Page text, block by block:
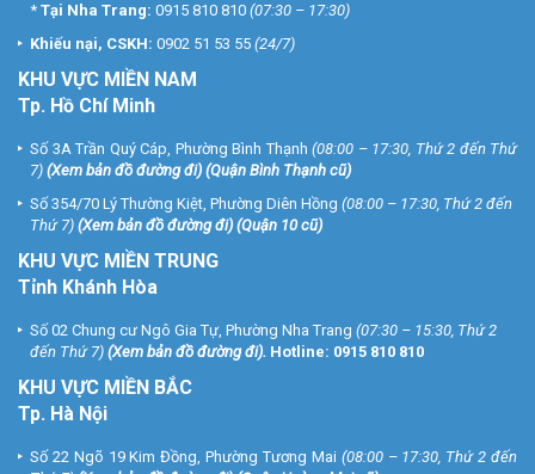
* Tại Nha Trang: 0915 810 810 (07:30 – 17:30)
Khiếu nại, CSKH: 0902 51 53 55 (24/7)
KHU VỰC MIỀN NAM
Tp. Hồ Chí Minh
Số 3A Trần Quý Cáp, Phường Bình Thạnh (08:00 – 17:30, Thứ 2 đến Thứ
7) (Xem bản đồ đường đi) (Quận Bình Thạnh cũ)
Số 354/70 Lý Thường Kiệt, Phường Diên Hồng (08:00 – 17:30, Thứ 2 đến
Thứ 7) (Xem bản đồ đường đi) (Quận 10 cũ)
KHU VỰC MIỀN TRUNG
Tỉnh Khánh Hòa
Số 02 Chung cư Ngô Gia Tự, Phường Nha Trang (07:30 – 15:30, Thứ 2
đến Thứ 7) (Xem bản đồ đường đi). Hotline: 0915 810 810
KHU VỰC MIỀN BẮC
Tp. Hà Nội
Số 22 Ngõ 19 Kim Đồng, Phường Tương Mai (08:00 – 17:30, Thứ 2 đến